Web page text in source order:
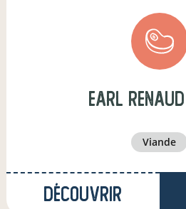
earl renaud
viande
Découvrir